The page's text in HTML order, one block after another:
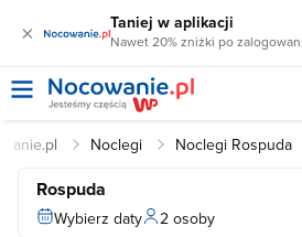
× Taniej w aplikacji
Nawet 20% zniżki po
Noclegi Noclegi Rospuda
Rospuda
Wybierz daty 2 osoby